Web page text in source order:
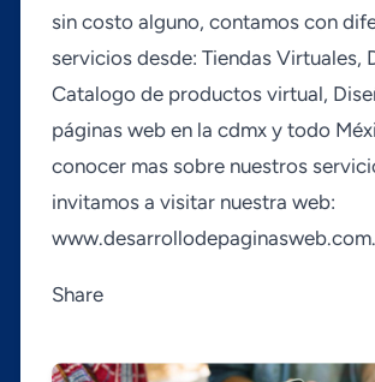
sin costo alguno, contamos con
servicios desde: Tiendas Virtuales,
Catalogo de productos virtual,
páginas web en la cdmx y todo
conocer mas sobre nuestros
invitamos a visitar nuestra web:
Share